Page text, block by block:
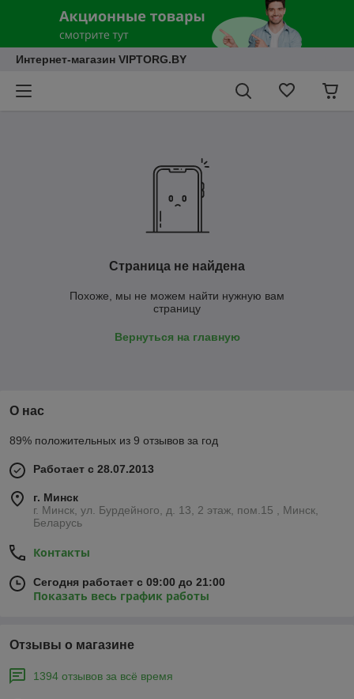
Интернет-магазин VIPTORG.BY
Страница не найдена
Похоже, мы не можем найти нужную вам
страницу
Вернуться на главную
О нас
89% положительных из 9 отзывов за год
Работает с 28.07.2013
г. Минск
г. Минск, ул. Бурдейного, д. 13, 2 этаж, пом.15 , Минск,
Беларусь
Контакты
Сегодня работает с 09:00 до 21:00
Показать весь график работы
Отзывы о магазине
1394 отзывов за всё время